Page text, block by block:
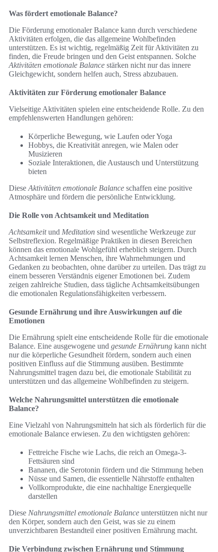
Was fördert emotionale Balance?
Die Förderung emotionaler Balance kann durch verschiedene
Aktivitäten erfolgen, die das allgemeine Wohlbefinden
unterstützen. Es ist wichtig, regelmäßig Zeit für Aktivitäten zu
finden, die Freude bringen und den Geist entspannen. Solche
Aktivitäten emotionale Balance stärken nicht nur das innere
Gleichgewicht, sondern helfen auch, Stress abzubauen.
Aktivitäten zur Förderung emotionaler Balance
Vielseitige Aktivitäten spielen eine entscheidende Rolle. Zu den
empfehlenswerten Handlungen gehören:
Körperliche Bewegung, wie Laufen oder Yoga
Hobbys, die Kreativität anregen, wie Malen oder
Musizieren
Soziale Interaktionen, die Austausch und Unterstützung
bieten
Diese Aktivitäten emotionale Balance schaffen eine positive
Atmosphäre und fördern die persönliche Entwicklung.
Die Rolle von Achtsamkeit und Meditation
Achtsamkeitund Meditation sind wesentliche Werkzeuge zur
Selbstreflexion. Regelmäßige Praktiken in diesen Bereichen
können das emotionale Wohlgefühl erheblich steigern. Durch
Achtsamkeit lernen Menschen, ihre Wahrnehmungen und
Gedanken zu beobachten, ohne darüber zu urteilen. Das trägt zu
einem besseren Verständnis eigener Emotionen bei. Zudem
zeigen zahlreiche Studien, dass tägliche Achtsamkeitsübungen
die emotionalen Regulationsfähigkeiten verbessern.
Gesunde Ernährung und ihre Auswirkungen auf die
Emotionen
Die Ernährung spielt eine entscheidende Rolle für die emotionale
Balance. Eine ausgewogene und gesunde Ernährung kann nicht
nur die körperliche Gesundheit fördern, sondern auch einen
positiven Einfluss auf die Stimmung ausüben. Bestimmte
Nahrungsmittel tragen dazu bei, die emotionale Stabilität zu
unterstützen und das allgemeine Wohlbefinden zu steigern.
Welche Nahrungsmittel unterstützen die emotionale
Balance?
Eine Vielzahl von Nahrungsmitteln hat sich als förderlich für die
emotionale Balance erwiesen. Zu den wichtigsten gehören:
Fettreiche Fische wie Lachs, die reich an Omega-3-
Fettsäuren sind
Bananen, die Serotonin fördern und die Stimmung heben
Nüsse und Samen, die essentielle Nährstoffe enthalten
Vollkornprodukte, die eine nachhaltige Energiequelle
darstellen
Diese Nahrungsmittel emotionale Balance unterstützen nicht nur
den Körper, sondern auch den Geist, was sie zu einem
unverzichtbaren Bestandteil einer positiven Ernährung macht.
Die Verbindung zwischen Ernährung und Stimmung